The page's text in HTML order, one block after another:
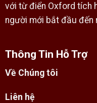
với từ điển Oxford tích
người mới bắt đầu đến
Thông Tin Hỗ Trợ
Về Chúng tôi
Liên hệ